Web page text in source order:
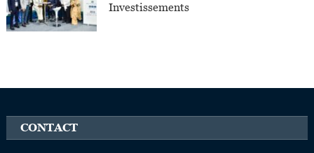
Investissements
CONTACT